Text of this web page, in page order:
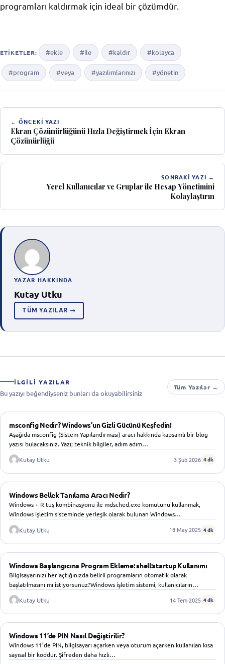
programları kaldırmak için ideal bir çözümdür.
ETIKETLER: #ekle #ile #kaldır #kolayca
#program #veya #yazılımlarınızı #yönetin
← ÖNCEKI YAZI
Ekran Çözünürlüğünü Hızla Değiştirmek İçin Ekran
Çözünürlüğü
SONRAKI YAZI →
Yerel Kullanıcılar ve Gruplar ile Hesap Yönetimini
Kolaylaştırın
YAZAR HAKKINDA
Kutay Utku
TÜM YAZILAR →
İLGILI YAZILAR
Bu yazıyı beğendiyseniz bunları da okuyabilirsiniz
Tüm Yazılar →
WINDOWS
msconfig Nedir? Windows’un Gizli Gücünü Keşfedin!
Aşağıda msconfig (Sistem Yapılandırması) aracı hakkında kapsamlı bir blog
yazısı bulacaksınız. Yazı; teknik bilgiler, adım adım…
Kutay Utku
3 Şub 2026 4 dk
WINDOWS
Windows Bellek Tanılama Aracı Nedir?
Windows + R tuş kombinasyonu ile mdsched.exe komutunu kullanmak,
Windows işletim sisteminde yerleşik olarak bulunan Windows…
Kutay Utku
18 May 2025 4 dk
WINDOWS
Windows Başlangıcına Program Ekleme: shell:startup Kullanımı
Bilgisayarınızı her açtığınızda belirli programların otomatik olarak
başlatılmasını mı istiyorsunuz?Windows işletim sistemi, kullanıcıların
istedikleri uygulamaları açılışta…
Kutay Utku 14 Tem 2025 4 dk
WINDOWS
Windows 11’de PIN Nasıl Değiştirilir?
Windows 11’de PIN, bilgisayarı açarken veya oturum açarken kullanılan kısa
sayısal bir koddur. Şifreden daha hızlı…